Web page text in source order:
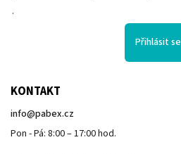
.
Přihlásit se
KONTAKT
info@pabex.cz
Pon - Pá: 8:00 – 17:00 hod.